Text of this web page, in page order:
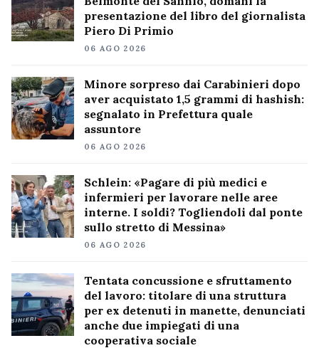
presentazione del libro del giornalista
Piero Di Primio
06 AGO 2026
Minore sorpreso dai Carabinieri dopo
aver acquistato 1,5 grammi di hashish:
segnalato in Prefettura quale
assuntore
06 AGO 2026
Schlein: «Pagare di più medici e
infermieri per lavorare nelle aree
interne. I soldi? Togliendoli dal ponte
sullo stretto di Messina»
06 AGO 2026
Tentata concussione e sfruttamento
del lavoro: titolare di una struttura
per ex detenuti in manette, denunciati
anche due impiegati di una
cooperativa sociale